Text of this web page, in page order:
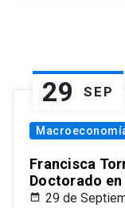
29 SEP
Francisca
Doctorado en
29 de